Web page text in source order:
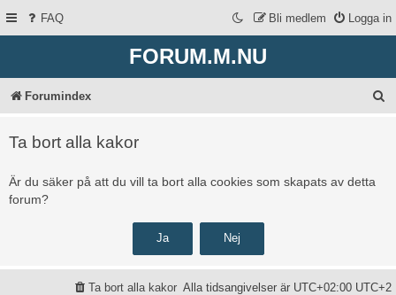
FAQ Logga in
Bli medlem
FORUM.M.NU
Forumindex
Ta bort alla kakor
Är du säker på att du vill ta bort alla cookies som skapats av detta
forum?
Alla tidsangivelser är UTC+02:00 UTC+2
Ta bort alla kakor